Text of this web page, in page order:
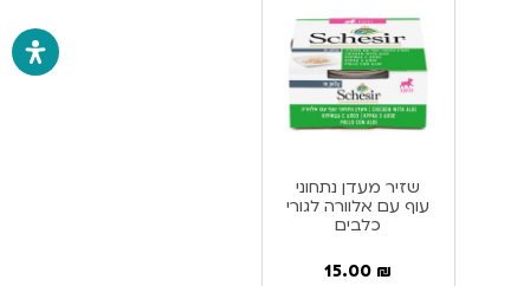
שזיר מעדן נתחוני
עוף עם אלוורה לגורי
כלבים
15.00 ₪